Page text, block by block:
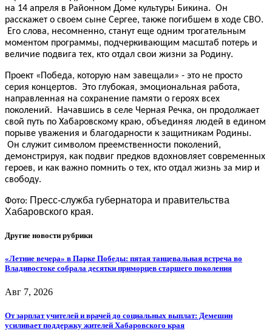
на 14 апреля в Районном Доме культуры Бикина. Он
расскажет о своем сыне Сергее, также погибшем в ходе СВО.
Его слова, несомненно, станут еще одним трогательным
моментом программы, подчеркивающим масштаб потерь и
величие подвига тех, кто отдал свои жизни за Родину.
Проект «Победа, которую нам завещали» - это не просто
серия концертов. Это глубокая, эмоциональная работа,
направленная на сохранение памяти о героях всех
поколений. Начавшись в селе Черная Речка, он продолжает
свой путь по Хабаровскому краю, объединяя людей в едином
порыве уважения и благодарности к защитникам Родины.
Он служит символом преемственности поколений,
демонстрируя, как подвиг предков вдохновляет современных
героев, и как важно помнить о тех, кто отдал жизнь за мир и
свободу.
Фото: Пресс-служба губернатора и правительства
Хабаровского края.
Другие новости рубрики
«Летние вечера» в Парке Победы: пятая танцевальная встреча во
Владивостоке собрала десятки приморцев старшего поколения
Авг 7, 2026
От зарплат учителей и врачей до социальных выплат: Демешин
усиливает поддержку жителей Хабаровского края